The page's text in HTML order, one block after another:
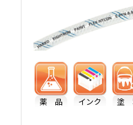
薬 品 インク 塗